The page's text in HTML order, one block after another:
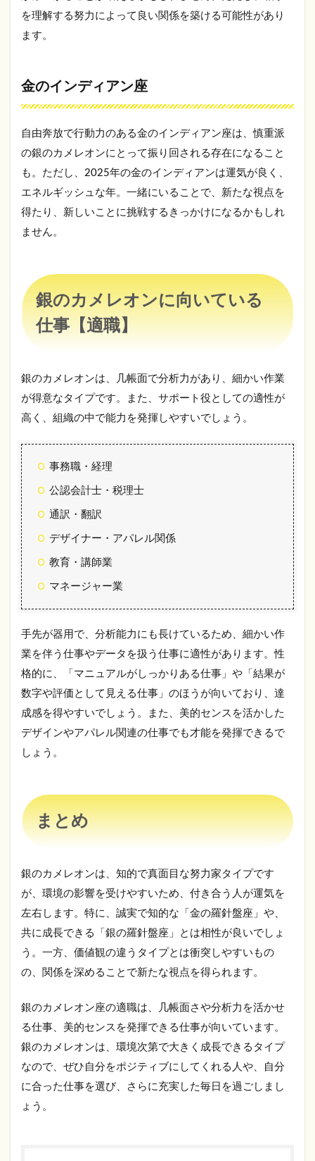
を理解する努力によって良い関係を築ける可能性があり
ます。
金のインディアン座
自由奔放で行動力のある金のインディアン座は、慎重派
の銀のカメレオンにとって振り回される存在になること
も。ただし、2025年の金のインディアンは運気が良く、
エネルギッシュな年。一緒にいることで、新たな視点を
得たり、新しいことに挑戦するきっかけになるかもしれ
ません。
銀のカメレオンに向いている
仕事【適職】
銀のカメレオンは、几帳面で分析力があり、細かい作業
が得意なタイプです。また、サポート役としての適性が
高く、組織の中で能力を発揮しやすいでしょう。
事務職・経理
公認会計士・税理士
通訳・翻訳
デザイナー・アパレル関係
教育・講師業
マネージャー業
手先が器用で、分析能力にも長けているため、細かい作
業を伴う仕事やデータを扱う仕事に適性があります。性
格的に、「マニュアルがしっかりある仕事」や「結果が
数字や評価として見える仕事」のほうが向いており、達
成感を得やすいでしょう。また、美的センスを活かした
デザインやアパレル関連の仕事でも才能を発揮できるで
しょう。
まとめ
銀のカメレオンは、知的で真面目な努力家タイプです
が、環境の影響を受けやすいため、付き合う人が運気を
左右します。特に、誠実で知的な「金の羅針盤座」や、
共に成長できる「銀の羅針盤座」とは相性が良いでしょ
う。一方、価値観の違うタイプとは衝突しやすいもの
の、関係を深めることで新たな視点を得られます。
銀のカメレオン座の適職は、几帳面さや分析力を活かせ
る仕事、美的センスを発揮できる仕事が向いています。
銀のカメレオンは、環境次第で大きく成長できるタイプ
なので、ぜひ自分をポジティブにしてくれる人や、自分
に合った仕事を選び、さらに充実した毎日を過ごしまし
ょう。